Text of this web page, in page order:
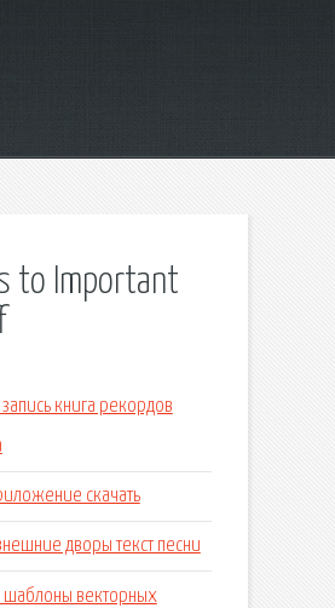
to Important
запись книга рекордов
скачать
дворы текст песни
шаблоны векторных